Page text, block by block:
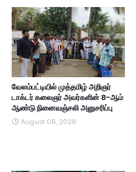
வேலம்பட்டியில் முத்தமிழ் அறிஞர்
டாக்டர் கலைஞர் அவர்களின் 8-ஆம்
ஆண்டு நினைவஞ்சலி அனுசரிப்பு
August 06, 2026